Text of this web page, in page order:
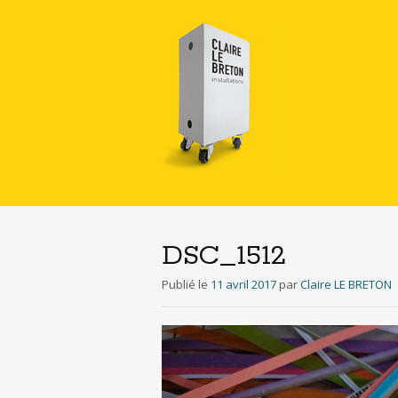
DSC_1512
Publié le 11 avril 2017 parClaire LE BRETON